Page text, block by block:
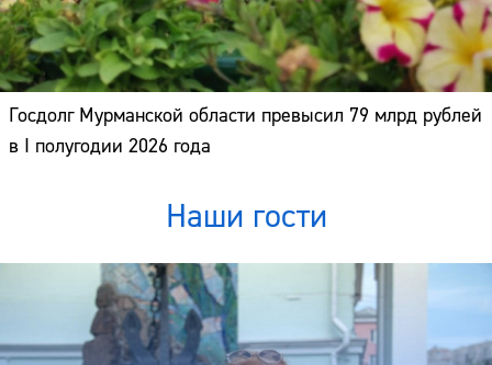
Госдолг Мурманской области превысил 79 млрд рублей
в I полугодии 2026 года
Наши гости